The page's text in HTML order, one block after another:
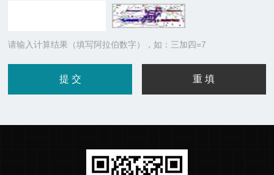
请输入计算结果（填写阿拉伯数字），如：三加四=7